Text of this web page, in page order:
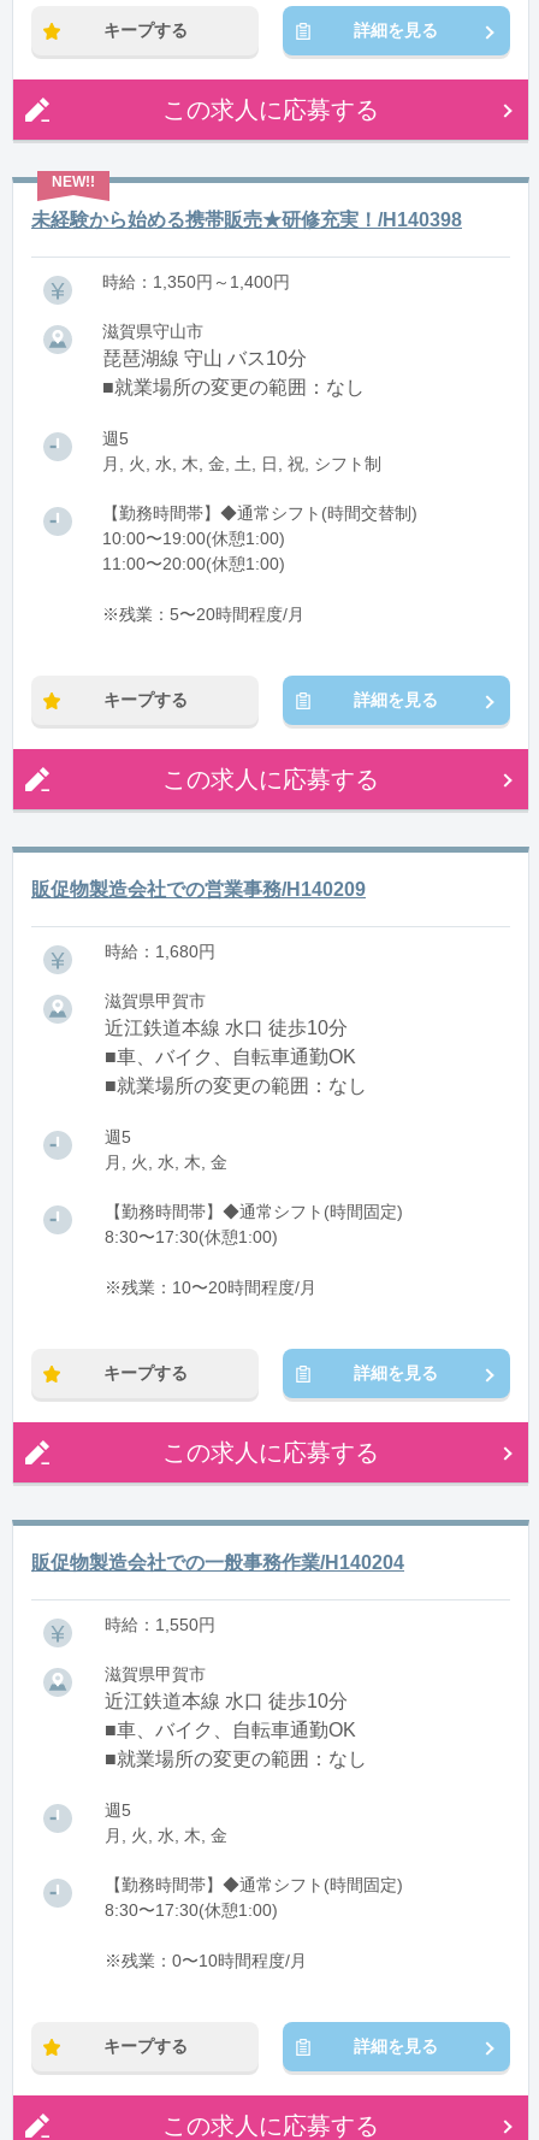
キープする 詳細を見る
この求人に応募する
未経験から始める携帯販売★研修充実！/H140398
時給：1,350円～1,400円
滋賀県守山市
琵琶湖線 守山 バス10分
■就業場所の変更の範囲：なし
週5
月, 火, 水, 木, 金, 土, 日, 祝, シフト制
【勤務時間帯】◆通常シフト(時間交替制)
10:00〜19:00(休憩1:00)
11:00〜20:00(休憩1:00)
※残業：5〜20時間程度/月
キープする 詳細を見る
この求人に応募する
販促物製造会社での営業事務/H140209
時給：1,680円
滋賀県甲賀市
近江鉄道本線 水口 徒歩10分
■車、バイク、自転車通勤OK
■就業場所の変更の範囲：なし
週5
月, 火, 水, 木, 金
【勤務時間帯】◆通常シフト(時間固定)
8:30〜17:30(休憩1:00)
※残業：10〜20時間程度/月
キープする 詳細を見る
この求人に応募する
販促物製造会社での一般事務作業/H140204
時給：1,550円
滋賀県甲賀市
近江鉄道本線 水口 徒歩10分
■車、バイク、自転車通勤OK
■就業場所の変更の範囲：なし
週5
月, 火, 水, 木, 金
【勤務時間帯】◆通常シフト(時間固定)
8:30〜17:30(休憩1:00)
※残業：0〜10時間程度/月
キープする 詳細を見る
この求人に応募する